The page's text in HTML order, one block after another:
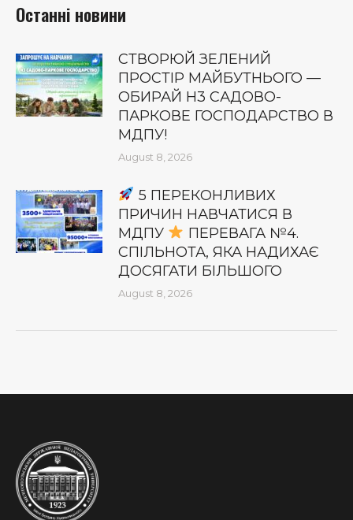
Останні новини
СТВОРЮЙ ЗЕЛЕНИЙ
ПРОСТІР МАЙБУТНЬОГО —
ОБИРАЙ Н3 САДОВО-
ПАРКОВЕ ГОСПОДАРСТВО В
МДПУ!
August 8, 2026
5 ПЕРЕКОНЛИВИХ
ПРИЧИН НАВЧАТИСЯ В
МДПУ
ПЕРЕВАГА №4.
СПІЛЬНОТА, ЯКА НАДИХАЄ
ДОСЯГАТИ БІЛЬШОГО
August 8, 2026